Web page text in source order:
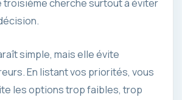
troisième cherche surtout à éviter
simple, mais elle évite
En listant vos priorités, vous
les options trop faibles, trop